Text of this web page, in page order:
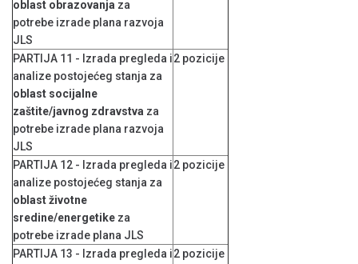
oblast obrazovanja za
potrebe izrade plana razvoja
JLS
PARTIJA 11 - Izrada pregleda i
analize postojećeg stanja za
oblast socijalne
zaštite/javnog zdravstva za
potrebe izrade plana razvoja
JLS
2 pozicije
PARTIJA 12 - Izrada pregleda i
analize postojećeg stanja za
oblast životne
sredine/energetike za
potrebe izrade plana JLS
2 pozicije
PARTIJA 13 - Izrada pregleda i2 pozicije